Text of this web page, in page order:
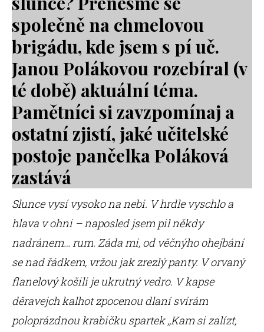
společně na chmelovou
brigádu, kde jsem s pí uč.
Janou Polákovou rozebíral (v
té době) aktuální téma.
Pamětníci si zavzpomínaj a
ostatní zjistí, jaké učitelské
postoje pančelka Poláková
zastává
Slunce vysí vysoko na nebi. V hrdle vyschlo a
hlava v ohni – naposled jsem pil někdy
nadránem… rum. Záda mi, od věčnýho ohejbání
se nad řádkem, vržou jak zrezlý panty. V orvaný
flanelový košili je ukrutný vedro. V kapse
děravejch kalhot zpocenou dlaní svírám
poloprázdnou krabičku spartek ,,Kam si zalízt,